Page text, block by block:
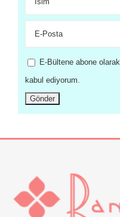
E-Bültene abone olarak
kabul ediyorum.